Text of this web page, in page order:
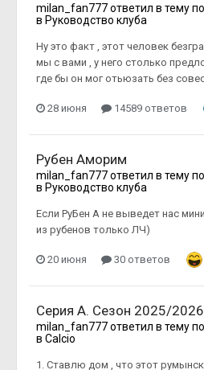
milan_fan777ответил в тему
в Руководство клуба
Ну это факт , этот человек
мы с вами , у него столько
где бы он мог отьюзать без
28 июня 14589 ответов
Рубен Аморим
milan_fan777ответил в тему
в Руководство клуба
Если РуБен А не выведет нас
из рубенов только ЛЧ)
20 июня 30 ответов
Серия А. Сезон 2025/2026
milan_fan777ответил в тему
в Calcio
1. Ставлю дом , что этот